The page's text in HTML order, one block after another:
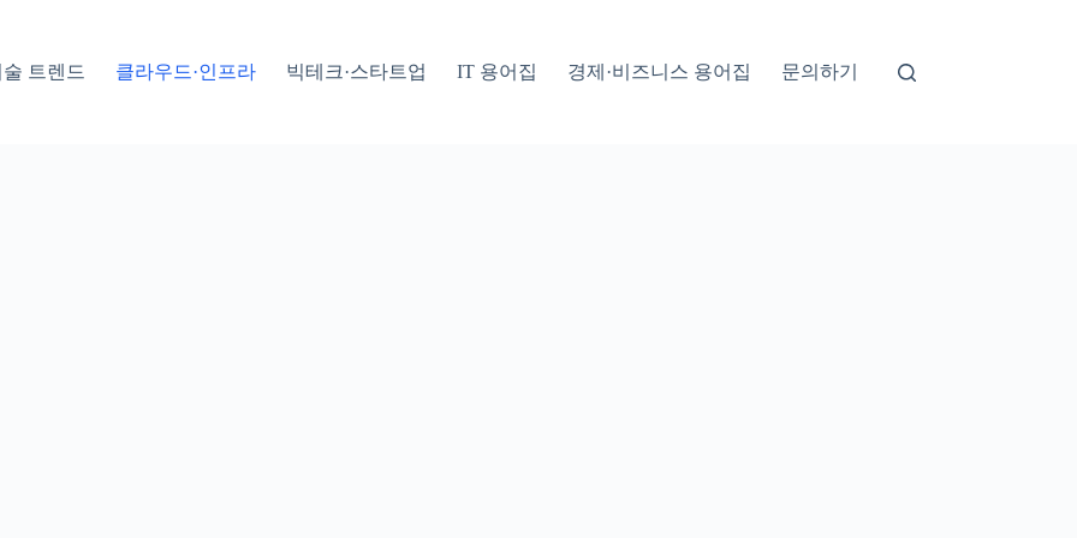
술 트렌드 클라우드·인프라 빅테크·스타트업 IT 용어집 경제·비즈니스 용어집 문의하기